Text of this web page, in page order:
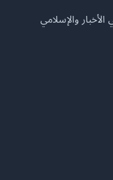
الأخبار والإسلامي